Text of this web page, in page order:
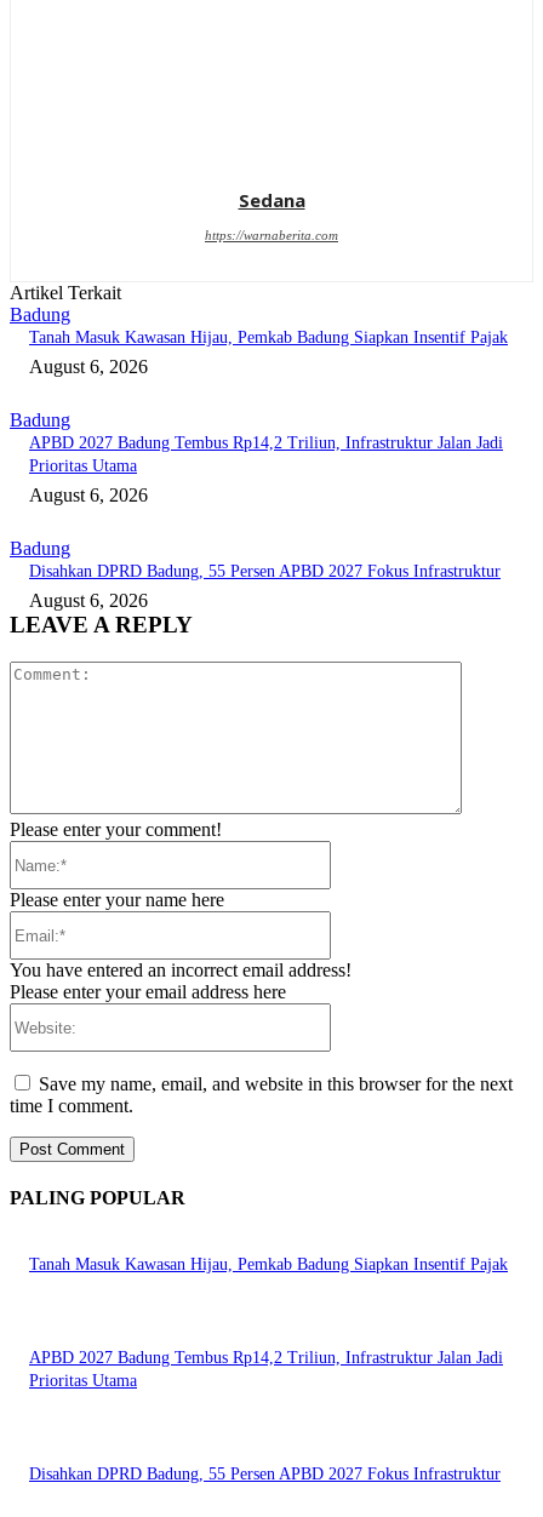
Sedana
https://warnaberita.com
Artikel Terkait
Badung
Tanah Masuk Kawasan Hijau, Pemkab Badung Siapkan Insentif Pajak
August 6, 2026
Badung
APBD 2027 Badung Tembus Rp14,2 Triliun, Infrastruktur Jalan Jadi
Prioritas Utama
August 6, 2026
Badung
Disahkan DPRD Badung, 55 Persen APBD 2027 Fokus Infrastruktur
August 6, 2026
LEAVE A REPLY
Please enter your comment!
Please enter your name here
You have entered an incorrect email address!
Please enter your email address here
Save my name, email, and website in this browser for the next
time I comment.
PALING POPULAR
Tanah Masuk Kawasan Hijau, Pemkab Badung Siapkan Insentif Pajak
APBD 2027 Badung Tembus Rp14,2 Triliun, Infrastruktur Jalan Jadi
Prioritas Utama
Disahkan DPRD Badung, 55 Persen APBD 2027 Fokus Infrastruktur